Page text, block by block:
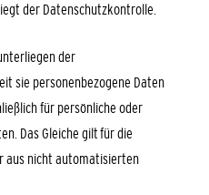
der Datenschutzkontrolle.
der
sie personenbezogene Daten
für persönliche oder
Das Gleiche gilt für die
aus nicht automatisierten